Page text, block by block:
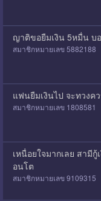
ญาติขอยืมเงิน 5หมื่น บ
สมาชิกหมายเลข 5882188
แฟนยืมเงินไป จะทวงค
สมาชิกหมายเลข 1808581
เหนื่อยใจมากเลย สามี
อนโต
สมาชิกหมายเลข 9109315